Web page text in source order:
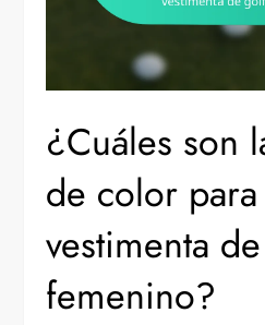
¿Cuáles son
de color
vestimenta
femenino?